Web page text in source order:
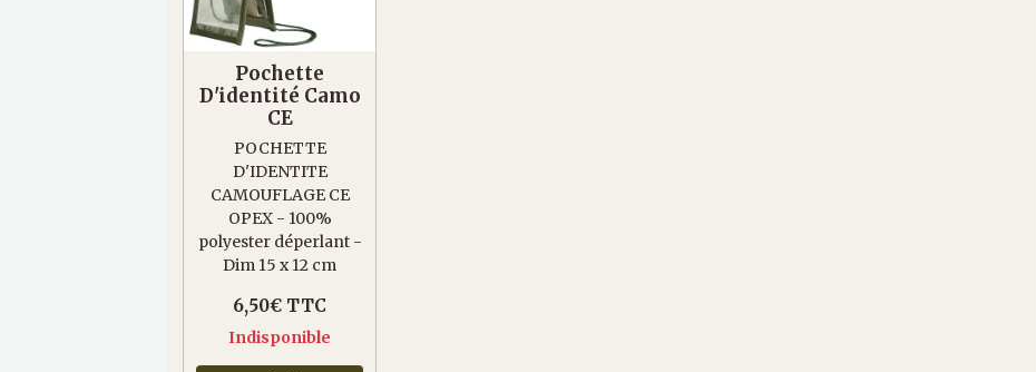
Pochette
D'identité Camo
CE
POCHETTE
D'IDENTITE
CAMOUFLAGE CE
OPEX - 100%
polyester déperlant -
Dim 15 x 12 cm
6,50€ TTC
Indisponible